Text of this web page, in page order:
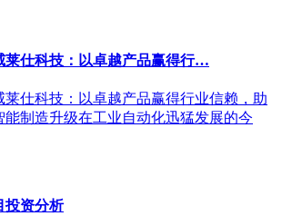
莱仕科技：以卓越产品赢得行…
莱仕科技：以卓越产品赢得行业信赖，助
能制造升级在工业自动化迅猛发展的今
投资分析